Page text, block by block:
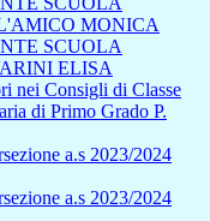
MONICA
SCUOLA
ELISA
nei Consigli di Classe
di Primo Grado P.
a.s 2023/2024
a.s 2023/2024